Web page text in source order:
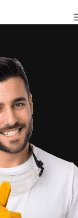
ayarlanır
Kapsamlı Rehber
doğru
hem de enerji